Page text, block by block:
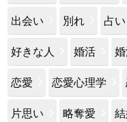
出会い 別れ 占い
好きな人 婚活
恋愛 恋愛心理学
片思い 略奪愛